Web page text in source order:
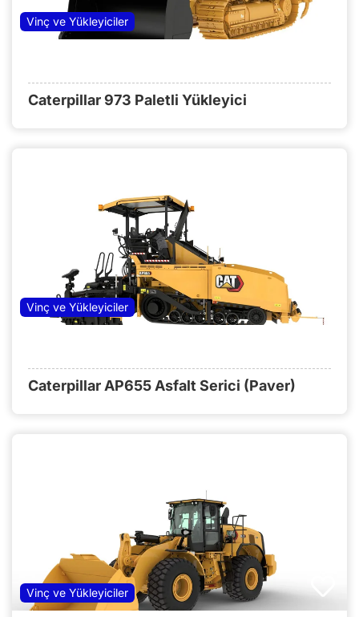
Vinç ve Yükleyiciler
Caterpillar 973 Paletli Yükleyici
Vinç ve Yükleyiciler
Caterpillar AP655 Asfalt Serici (Paver)
Vinç ve Yükleyiciler